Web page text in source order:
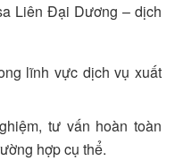
Liên Đại Dương – dịch
lĩnh vực dịch vụ xuất
tư vấn hoàn toàn
hợp cụ thể.